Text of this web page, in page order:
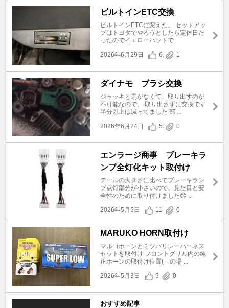
ビルトインETC交換
ビルトインETCに変えた。 セットアッ
プはトヨタでやろうとしたら定休日だ
ったのでイエローハットで
2026年6月29日
6 1
ダイナモ ブラシ交換
ジャッキと馬がなくて、取り出すのが
不可能なので、 取り出さずに交換です
半分以上は減ってました 部 ...
2026年6月24日
5 0
エンラージ商事 ブレーキラ
ンプ全灯化キット取付け
テールの大きさに比べてブレーキラン
プ点灯部分が小さいので、見た目と安
全性のために取り付けました😊 ...
2026年5月5日
11 0
MARUKO HORN取付け
マルコホーンとミツバリレーハーネス
セットを取付け フロントグリル内の純
正ホーンの取付け位置(→の場 ...
2026年5月3日
9 0
おすすめ記事